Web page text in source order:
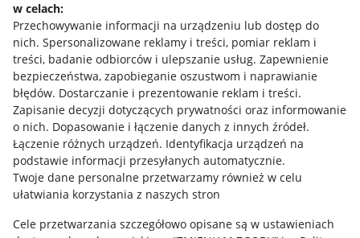
w celach:
Przechowywanie informacji na urządzeniu lub dostęp do
nich. Spersonalizowane reklamy i treści, pomiar reklam i
treści, badanie odbiorców i ulepszanie usług. Zapewnienie
bezpieczeństwa, zapobieganie oszustwom i naprawianie
błędów. Dostarczanie i prezentowanie reklam i treści.
Zapisanie decyzji dotyczących prywatności oraz informowanie
o nich. Dopasowanie i łączenie danych z innych źródeł.
Łączenie różnych urządzeń. Identyfikacja urządzeń na
podstawie informacji przesyłanych automatycznie.
Twoje dane personalne przetwarzamy również w celu
ułatwiania korzystania z naszych stron
Cele przetwarzania szczegółowo opisane są w ustawieniach
Allegro Gadane dla sprzedających
Allegro Gadane dla kupujących
Mapa miejscowości
Informacje prawne
Regulamin
Polityka plików "cookies"
Ustawienia plików "cookies"
Udostępnianie lokalizacji